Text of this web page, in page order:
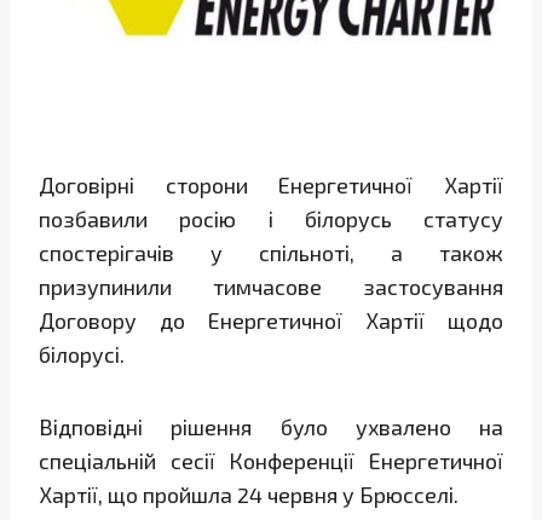
Договірні сторони Енергетичної Хартії
позбавили росію і білорусь статусу
спостерігачів у спільноті, а також
призупинили тимчасове застосування
Договору до Енергетичної Хартії щодо
білорусі.
Відповідні рішення було ухвалено на
спеціальній сесії Конференції Енергетичної
Хартії, що пройшла 24 червня у Брюсселі.